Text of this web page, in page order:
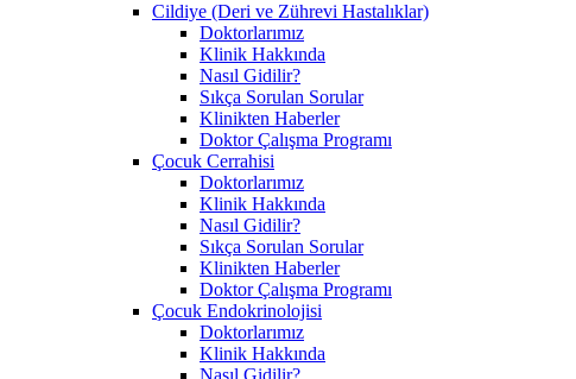
Cildiye (Deri ve Zührevi Hastalıklar)
Doktorlarımız
Klinik Hakkında
Nasıl Gidilir?
Sıkça Sorulan Sorular
Klinikten Haberler
Doktor Çalışma Programı
Çocuk Cerrahisi
Doktorlarımız
Klinik Hakkında
Nasıl Gidilir?
Sıkça Sorulan Sorular
Klinikten Haberler
Doktor Çalışma Programı
Çocuk Endokrinolojisi
Doktorlarımız
Klinik Hakkında
Nasıl Gidilir?